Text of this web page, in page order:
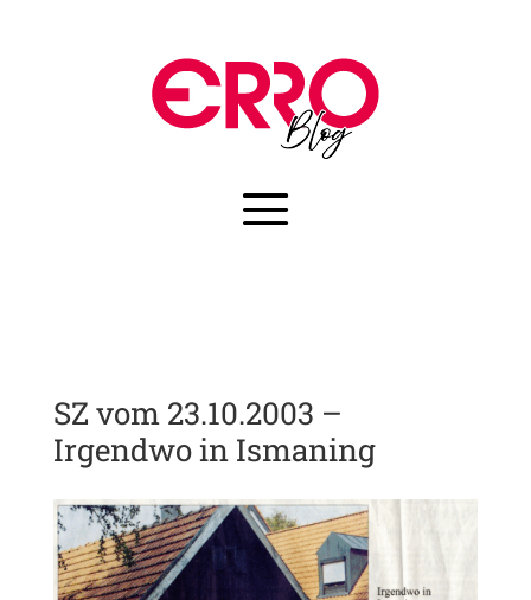
SZ vom 23.10.2003 –
Irgendwo in Ismaning